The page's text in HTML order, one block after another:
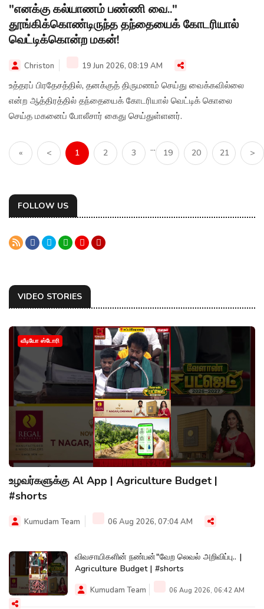
"எனக்கு கல்யாணம் பண்ணி வை.."
தூங்கிக்கொண்டிருந்த தந்தையைக் கோடரியால்
வெட்டிக்கொன்ற மகன்!
Christon 19 Jun 2026, 08:19 AM
உத்தரப் பிரதேசத்தில், தனக்குத் திருமணம் செய்து வைக்கவில்லை
என்ற ஆத்திரத்தில் தந்தையைக் கோடரியால் வெட்டிக் கொலை
செய்த மகனைப் போலீசார் கைது செய்துள்ளனர்.
« < 1 2 3 ... 19 20 21 >
FOLLOW US
VIDEO STORIES
வீடியோ ஸ்டோரி
உழவர்களுக்கு Al App | Agriculture Budget |
#shorts
Kumudam Team 06 Aug 2026, 07:04 AM
விவசாயிகளின் நண்பன்"வேற லெவல் அறிவிப்பு.. |
Agriculture Budget | #shorts
Kumudam Team 06 Aug 2026, 06:42 AM